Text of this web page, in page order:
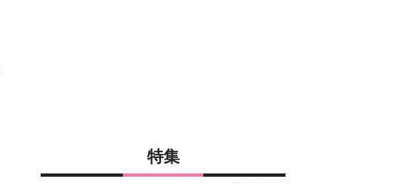
特集